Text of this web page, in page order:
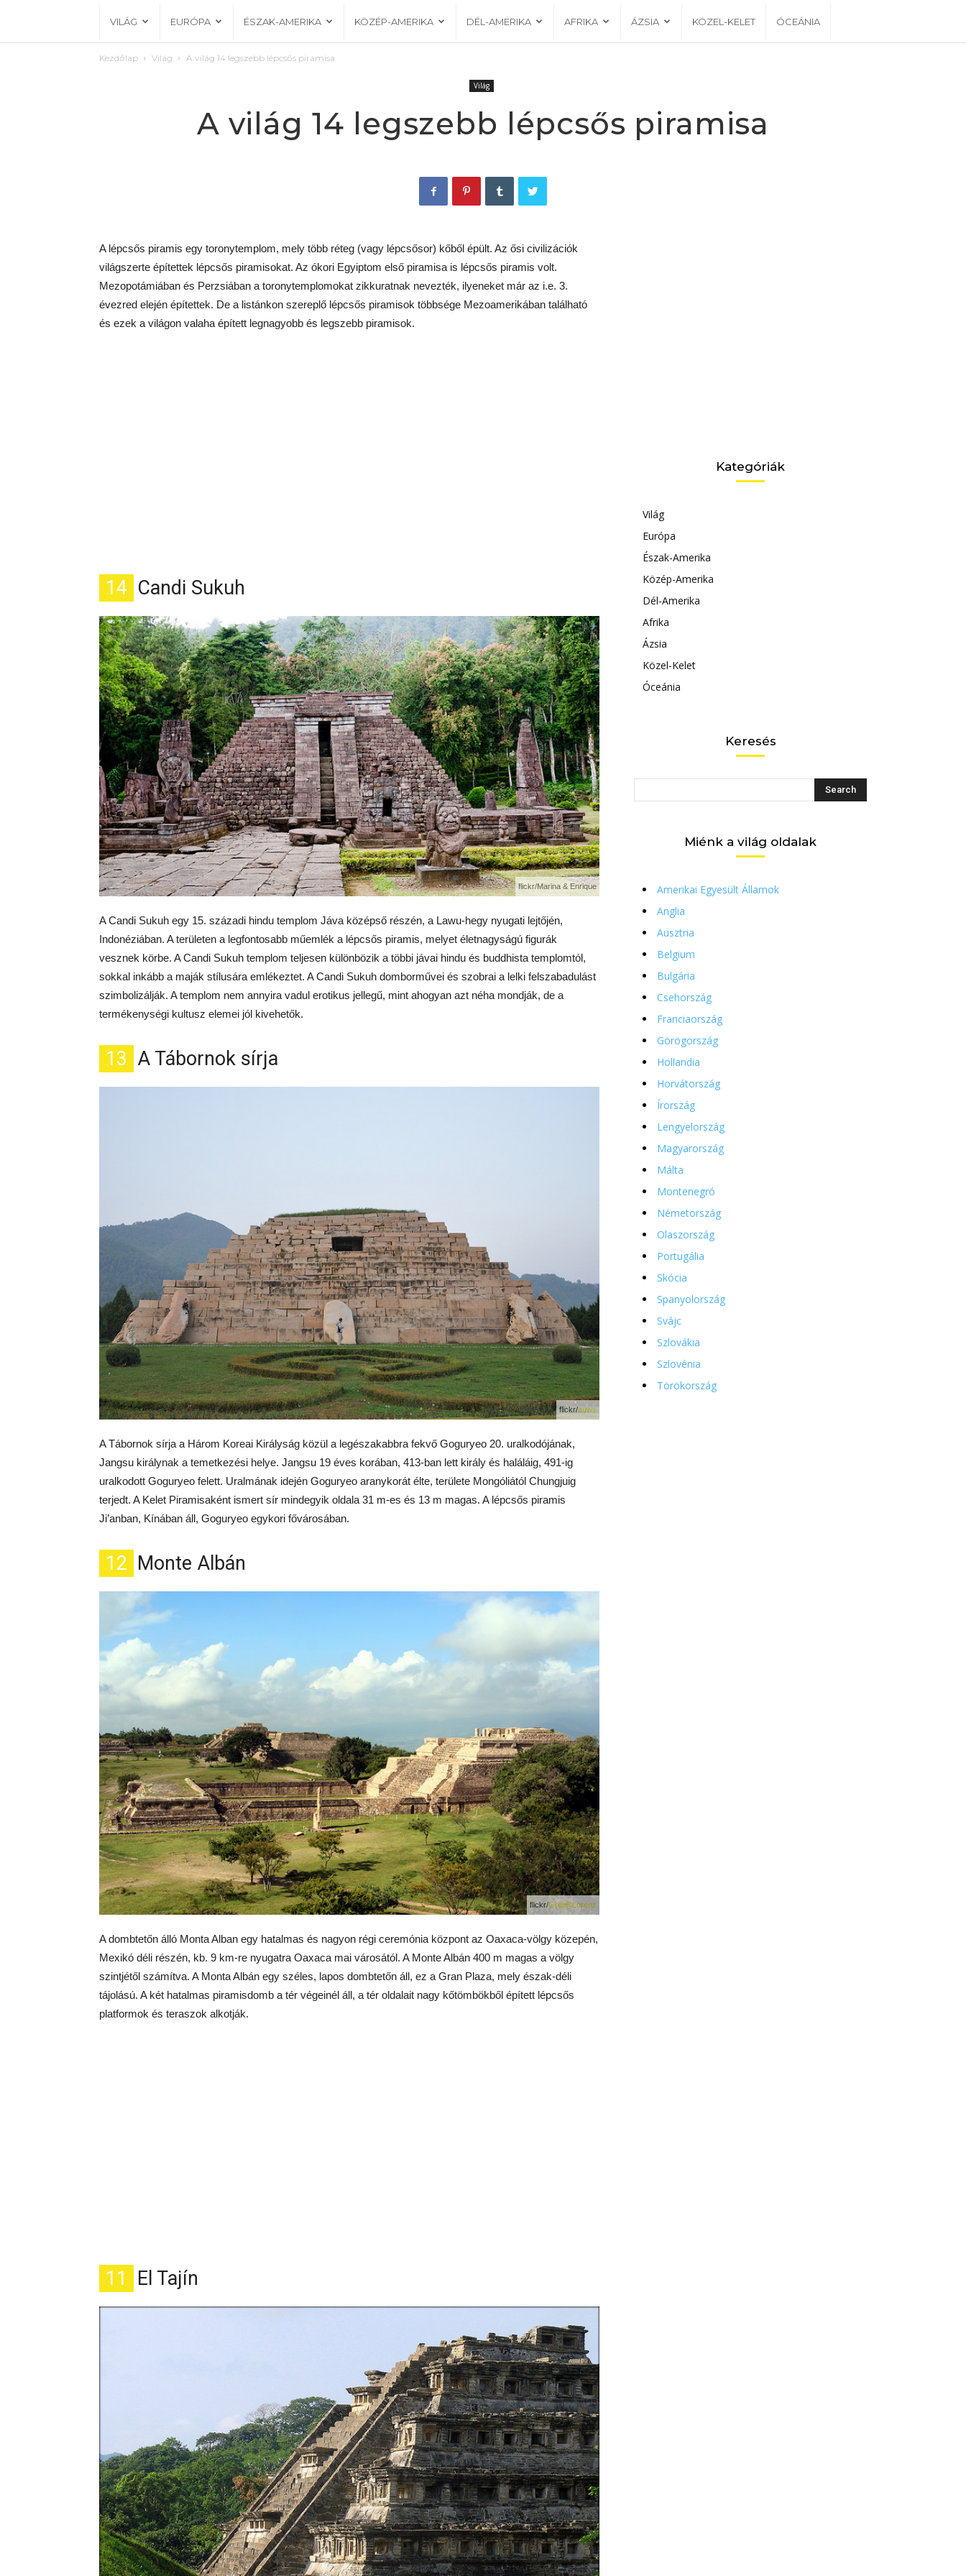
VILÁG EURÓPA ÉSZAK-AMERIKA KÖZÉP-AMERIKA DÉL-AMERIKA AFRIKA ÁZSIA KÖZEL-KELET ÓCEÁNIA
Kezdőlap Világ A világ 14 legszebb lépcsős piramisa
Világ
A világ 14 legszebb lépcsős piramisa
A lépcsős piramis egy toronytemplom, mely több réteg (vagy lépcsősor) kőből épült. Az ősi civilizációk
világszerte építettek lépcsős piramisokat. Az ókori Egyiptom első piramisa is lépcsős piramis volt.
Mezopotámiában és Perzsiában a toronytemplomokat zikkuratnak nevezték, ilyeneket már az i.e. 3.
évezred elején építettek. De a listánkon szereplő lépcsős piramisok többsége Mezoamerikában található
és ezek a világon valaha épített legnagyobb és legszebb piramisok.
14 Candi Sukuh
flickr/Marina & Enrique
A Candi Sukuh egy 15. századi hindu templom Jáva középső részén, a Lawu-hegy nyugati lejtőjén,
Indonéziában. A területen a legfontosabb műemlék a lépcsős piramis, melyet életnagyságú figurák
vesznek körbe. A Candi Sukuh templom teljesen különbözik a többi jávai hindu és buddhista templomtól,
sokkal inkább a maják stílusára emlékeztet. A Candi Sukuh domborművei és szobrai a lelki felszabadulást
szimbolizálják. A templom nem annyira vadul erotikus jellegű, mint ahogyan azt néha mondják, de a
termékenységi kultusz elemei jól kivehetők.
13 A Tábornok sírja
flickr/auws
A Tábornok sírja a Három Koreai Királyság közül a legészakabbra fekvő Goguryeo 20. uralkodójának,
Jangsu királynak a temetkezési helye. Jangsu 19 éves korában, 413-ban lett király és haláláig, 491-ig
uralkodott Goguryeo felett. Uralmának idején Goguryeo aranykorát élte, területe Mongóliától Chungjuig
terjedt. A Kelet Piramisaként ismert sír mindegyik oldala 31 m-es és 13 m magas. A lépcsős piramis
Ji’anban, Kínában áll, Goguryeo egykori fővárosában.
12 Monte Albán
flickr/Gret@Lorenz
A dombtetőn álló Monta Alban egy hatalmas és nagyon régi ceremónia központ az Oaxaca-völgy közepén,
Mexikó déli részén, kb. 9 km-re nyugatra Oaxaca mai városától. A Monte Albán 400 m magas a völgy
szintjétől számítva. A Monta Albán egy széles, lapos dombtetőn áll, ez a Gran Plaza, mely észak-déli
tájolású. A két hatalmas piramisdomb a tér végeinél áll, a tér oldalait nagy kőtömbökből épített lépcsős
platformok és teraszok alkotják.
11 El Tajín
Kategóriák
Világ
Európa
Észak-Amerika
Közép-Amerika
Dél-Amerika
Afrika
Ázsia
Közel-Kelet
Óceánia
Keresés
Miénk a világ oldalak
Amerikai Egyesült Államok
Anglia
Ausztria
Belgium
Bulgária
Csehország
Franciaország
Görögország
Hollandia
Horvátország
Írország
Lengyelország
Magyarország
Málta
Montenegró
Németország
Olaszország
Portugália
Skócia
Spanyolország
Svájc
Szlovákia
Szlovénia
Törökország